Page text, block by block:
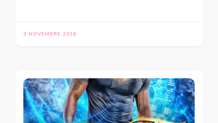
3 NOVEMBRE 2018